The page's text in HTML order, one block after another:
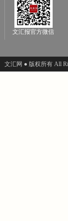
文汇报官方微信
文汇网 ● 版权所有 All